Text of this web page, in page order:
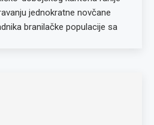
jednokratne novčane
branilačke populacije sa